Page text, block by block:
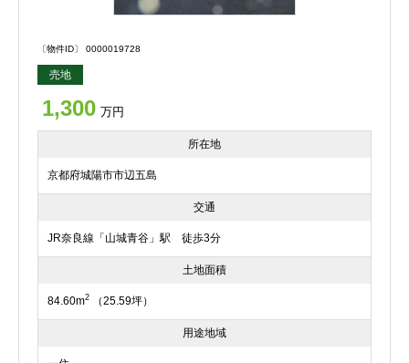
〔物件ID〕 0000019728
売地
1,300 万円
所在地
京都府城陽市市辺五島
交通
JR奈良線「山城青谷」駅 徒歩3分
土地面積
84.60m2 （25.59坪）
用途地域